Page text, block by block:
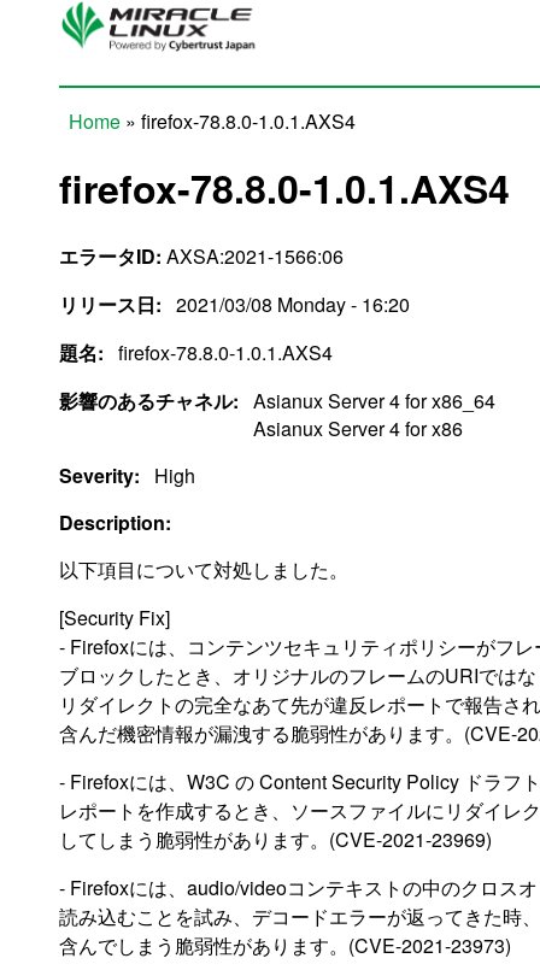
Skip to main content
Home » firefox-78.8.0-1.0.1.AXS4
firefox-78.8.0-1.0.1.AXS4
エラータID: AXSA:2021-1566:06
リリース日: 2021/03/08 Monday - 16:20
題名: firefox-78.8.0-1.0.1.AXS4
影響のあるチャネル: Asianux Server 4 for x86_64
Asianux Server 4 for x86
Severity:
High
Description:
以下項目について対処しました。
[Security Fix]
- Firefoxには、コンテンツセキュリティポリシーがフ
ブロックしたとき、オリジナルのフレームのURIでは
リダイレクトの完全なあて先が違反レポートで報告さ
含んだ機密情報が漏洩する脆弱性があります。(CVE-
- Firefoxには、W3C の Content Security Policy ドラフ
レポートを作成するとき、ソースファイルにリダイレ
してしまう脆弱性があります。(CVE-2021-23969)
- Firefoxには、audio/videoコンテキストの中のクロス
読み込むことを試み、デコードエラーが返ってきた時
含んでしまう脆弱性があります。(CVE-2021-23973)